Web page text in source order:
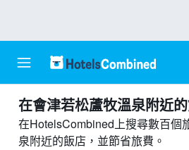
在會津若松蘆牧溫泉附近​
在HotelsCombined上搜尋數百個
泉附近的飯店，並節省旅費。